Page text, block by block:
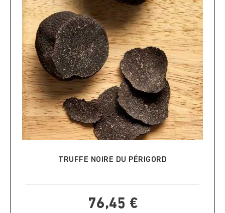
TRUFFE NOIRE DU PÉRIGORD
76,45 €